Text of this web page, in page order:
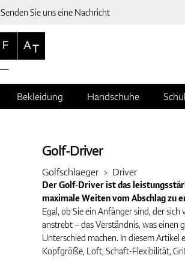
Senden Sie uns eine Nachricht
Bekleidung Handschuhe
Golf-Driver
Golfschlaeger Driver
Der Golf-Driver ist das
maximale Weiten vom Abschlag zu
Egal, ob Sie ein Anfänger sind, der
anstrebt – das Verständnis, was einen
Unterschied machen. In diesem Artikel
Kopfgröße, Loft, Schaft-Flexibilität,